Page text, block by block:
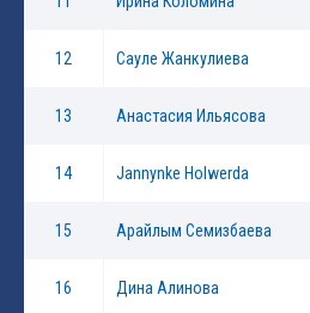
12 Сауле Жанкулиева
13 Анастасия Ильясова
14 Jannynke Holwerda
15 Арайлым Семизбаева
16 Дина Алинова